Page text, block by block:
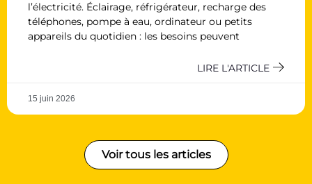
l’électricité. Éclairage, réfrigérateur, recharge des
téléphones, pompe à eau, ordinateur ou petits
appareils du quotidien : les besoins peuvent
LIRE L'ARTICLE
15 juin 2026
Voir tous les articles